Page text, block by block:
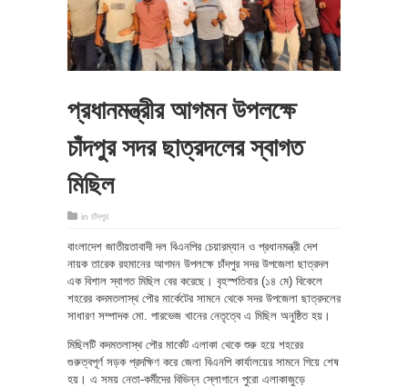
প্রধানমন্ত্রীর আগমন উপলক্ষে
চাঁদপুর সদর ছাত্রদলের স্বাগত
মিছিল
in চাঁদপুর
বাংলাদেশ জাতীয়তাবাদী দল বিএনপির চেয়ারম্যান ও প্রধানমন্ত্রী দেশ
নায়ক তারেক রহমানের আগমন উপলক্ষে চাঁদপুর সদর উপজেলা ছাত্রদল
এক বিশাল স্বাগত মিছিল বের করেছে। বৃহস্পতিবার (১৪ মে) বিকেলে
শহরের কদমতলাস্থ পৌর মার্কেটের সামনে থেকে সদর উপজেলা ছাত্রদলের
সাধারণ সম্পাদক মো. পারভেজ খানের নেতৃত্বে এ মিছিল অনুষ্ঠিত হয়।
মিছিলটি কদমতলাস্থ পৌর মার্কেট এলাকা থেকে শুরু হয়ে শহরের
গুরুত্বপূর্ণ সড়ক প্রদক্ষিণ করে জেলা বিএনপি কার্যালয়ের সামনে গিয়ে শেষ
হয়। এ সময় নেতা-কর্মীদের বিভিন্ন স্লোগানে পুরো এলাকাজুড়ে